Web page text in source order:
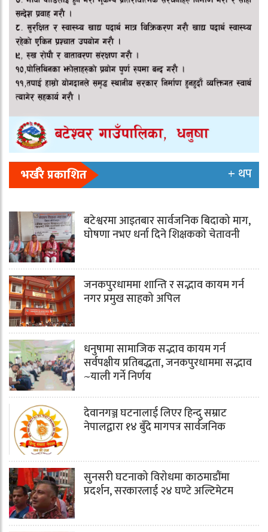
भर्खरै प्रकाशित + थप
बटेश्वरमा आइतबार सार्वजनिक बिदाको माग,
घोषणा नभए धर्ना दिने शिक्षकको चेतावनी
जनकपुरधाममा शान्ति र सद्भाव कायम गर्न
नगर प्रमुख साहको अपिल
धनुषामा सामाजिक सद्भाव कायम गर्न
सर्वपक्षीय प्रतिबद्धता, जनकपुरधाममा सद्भाव
~याली गर्ने निर्णय
देवानगञ्ज घटनालाई लिएर हिन्दु सम्राट
नेपालद्वारा १४ बुँदे मागपत्र सार्वजनिक
सुनसरी घटनाको विरोधमा काठमाडौंमा
प्रदर्शन, सरकारलाई २४ घण्टे अल्टिमेटम